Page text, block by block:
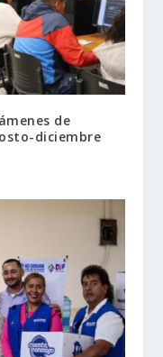
de
diciembre